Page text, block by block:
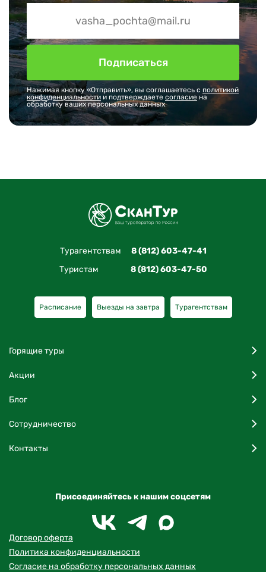
Подписаться
Нажимая кнопку «Отправить», вы соглашаетесь с политикой
конфиденциальности и подтверждаете согласие на
обработку ваших персональных данных
Турагентствам
8 (812) 603-47-41
Туристам
8 (812) 603-47-50
Расписание Выезды на завтра Турагентствам
Горящие туры
Акции
Блог
Сотрудничество
Контакты
Присоединяйтесь к нашим соцсетям
Договор оферта
Политика конфиденциальности
Согласие на обработку персональных данных